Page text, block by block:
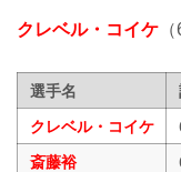
クレベル・コイケ
選手名
クレベル・コイケ
斎藤裕